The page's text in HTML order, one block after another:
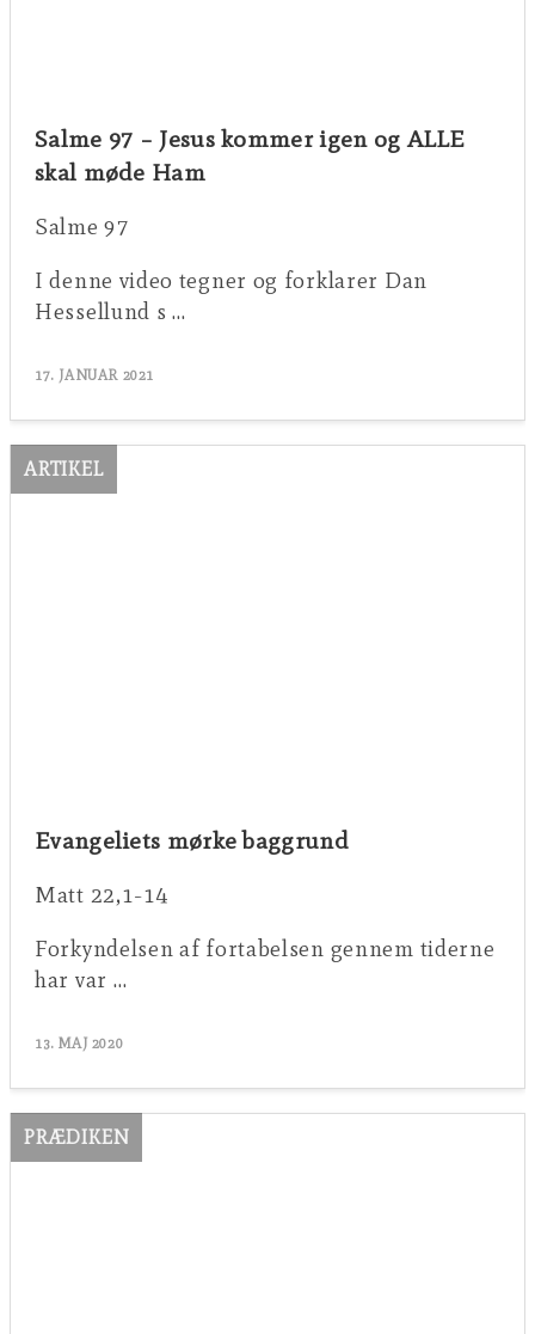
Salme 97 – Jesus kommer igen og ALLE
skal møde Ham
Salme 97
I denne video tegner og forklarer Dan
Hessellund s …
17. JANUAR 2021
ARTIKEL
Evangeliets mørke baggrund
Matt 22,1-14
Forkyndelsen af fortabelsen gennem tiderne
har var …
13. MAJ 2020
PRÆDIKEN